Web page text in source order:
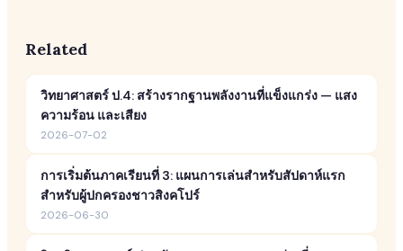
Related
วิทยาศาสตร์ ป.4: สร้างรากฐานพลังงานที่แข็งแกร่ง — แสง
ความร้อน และเสียง
2026-07-02
การเริ่มต้นภาคเรียนที่ 3: แผนการเล่นสำหรับสัปดาห์แรก
สำหรับผู้ปกครองชาวสิงคโปร์
2026-06-30